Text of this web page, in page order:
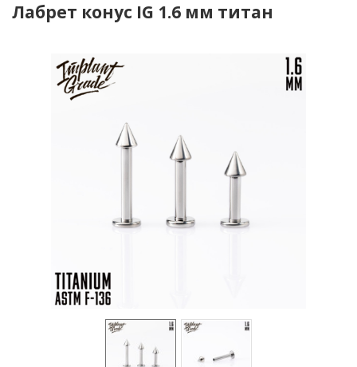
Лабрет конус IG 1.6 мм титан